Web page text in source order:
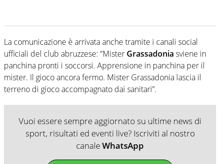
La comunicazione è arrivata anche tramite i canali social
ufficiali del club abruzzese: “Mister Grassadonia sviene in
panchina pronti i soccorsi. Apprensione in panchina per il
mister. Il gioco ancora fermo. Mister Grassadonia lascia il
terreno di gioco accompagnato dai sanitari”.
Vuoi essere sempre aggiornato su ultime news di
sport, risultati ed eventi live? Iscriviti al nostro
canaleWhatsApp